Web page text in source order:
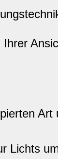
Art
Lichts